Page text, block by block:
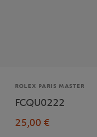
Marque
ROLEX PARIS MASTER
FCQU0222
25,00 €